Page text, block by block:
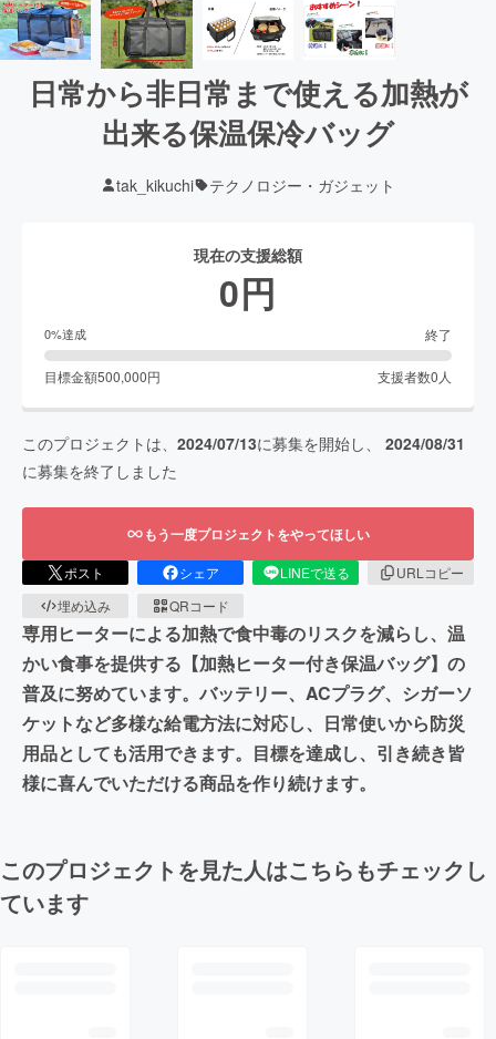
日常から非日常まで使える加熱が
出来る保温保冷バッグ
tak_kikuchi テクノロジー・ガジェット
現在の支援総額
0円
0%達成 終了
目標金額500,000円 支援者数0 人
このプロジェクトは、 2024/07/13に募集を開始し、 2024/08/31
に募集を終了しました
もう一度プロジェクトをやってほしい
ポスト シェア LINEで送る
URLコピー
埋め込み
QRコード
専用ヒーターによる加熱で食中毒のリスクを減らし、温
かい食事を提供する【加熱ヒーター付き保温バッグ】の
普及に努めています。バッテリー、ACプラグ、シガーソ
ケットなど多様な給電方法に対応し、日常使いから防災
用品としても活用できます。目標を達成し、引き続き皆
様に喜んでいただける商品を作り続けます。
このプロジェクトを見た人はこちらもチェックし
ています